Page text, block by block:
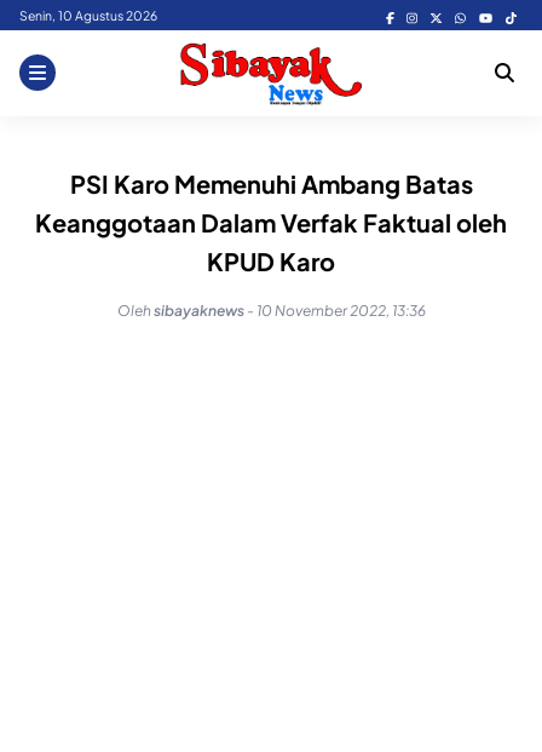
Skip
content
Senin, 10 Agustus 2026
PSI Karo Memenuhi Ambang Batas
Keanggotaan Dalam Verfak Faktual oleh
KPUD Karo
Olehsibayaknews - 10 November 2022, 13:36